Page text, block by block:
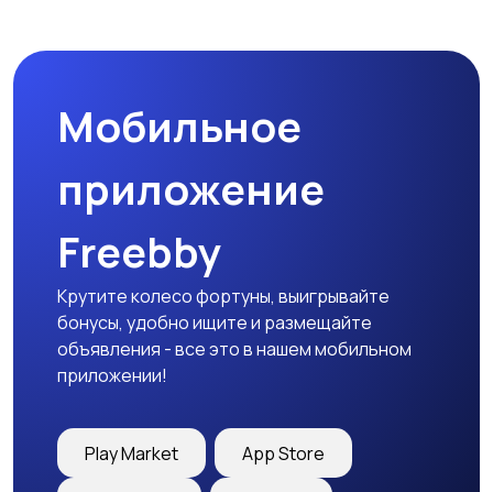
Мобильное
приложение
Freebby
Крутите колесо фортуны, выигрывайте
бонусы, удобно ищите и размещайте
объявления - все это в нашем мобильном
приложении!
Play Market App Store